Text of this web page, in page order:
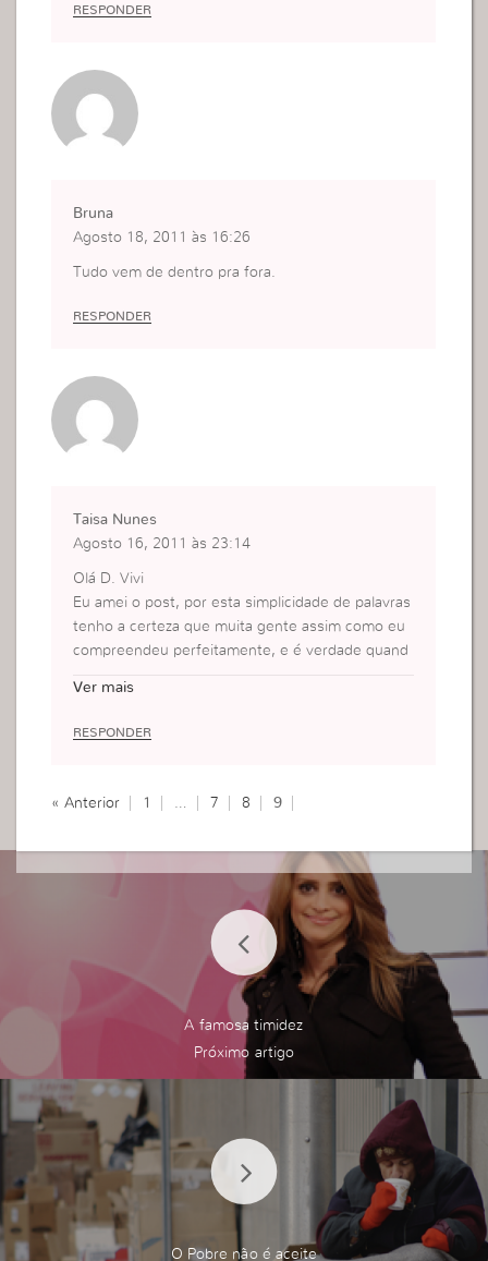
RESPONDER
Bruna
Agosto 18, 2011 às 16:26
Tudo vem de dentro pra fora.
RESPONDER
Taisa Nunes
Agosto 16, 2011 às 23:14
Olá D. Vivi
Eu amei o post, por esta simplicidade de palavras
tenho a certeza que muita gente assim como eu
compreendeu perfeitamente, e é verdade quand
Taísa Nunes
Ver mais
RESPONDER
« Anterior 1 … 7 8 9
A famosa timidez
O Pobre não é aceite